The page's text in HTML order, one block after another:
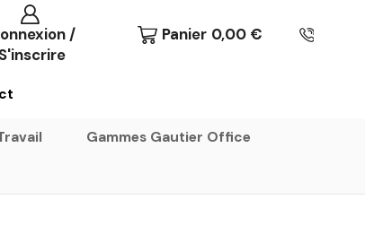
/
S'inscrire
Panier 0,00 €
Gammes Gautier Office